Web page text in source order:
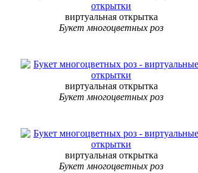
виртуальная открытка
Букет многоцветных роз
виртуальная открытка
Букет многоцветных роз
виртуальная открытка
Букет многоцветных роз